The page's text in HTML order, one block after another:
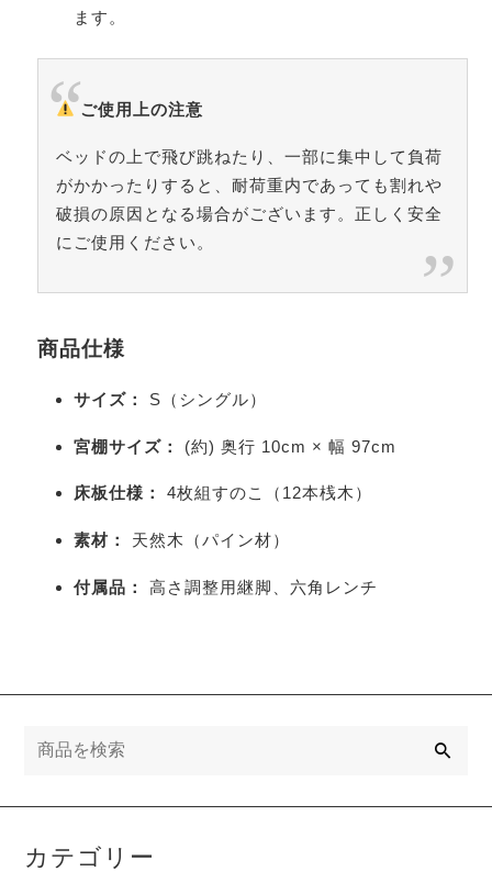
ます。
ご使用上の注意
ベッドの上で飛び跳ねたり、一部に集中して負荷
がかかったりすると、耐荷重内であっても割れや
破損の原因となる場合がございます。正しく安全
にご使用ください。
商品仕様
サイズ： S（シングル）
宮棚サイズ： (約) 奥行 10cm × 幅 97cm
床板仕様： 4枚組すのこ（12本桟木）
素材： 天然木（パイン材）
付属品： 高さ調整用継脚、六角レンチ
カテゴリー